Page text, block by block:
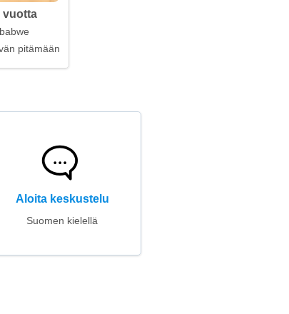
vuotta
pitämään sanasi
Aloita keskustelu
Suomen kielellä